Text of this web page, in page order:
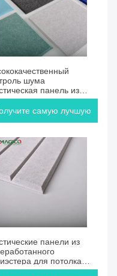
шума
панель из
волокон с
3D отделкой
самую лучшую
панели из
для потолка
офиса и студии